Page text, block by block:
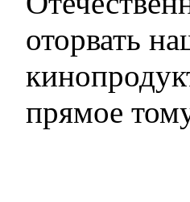
оторвать
прямое